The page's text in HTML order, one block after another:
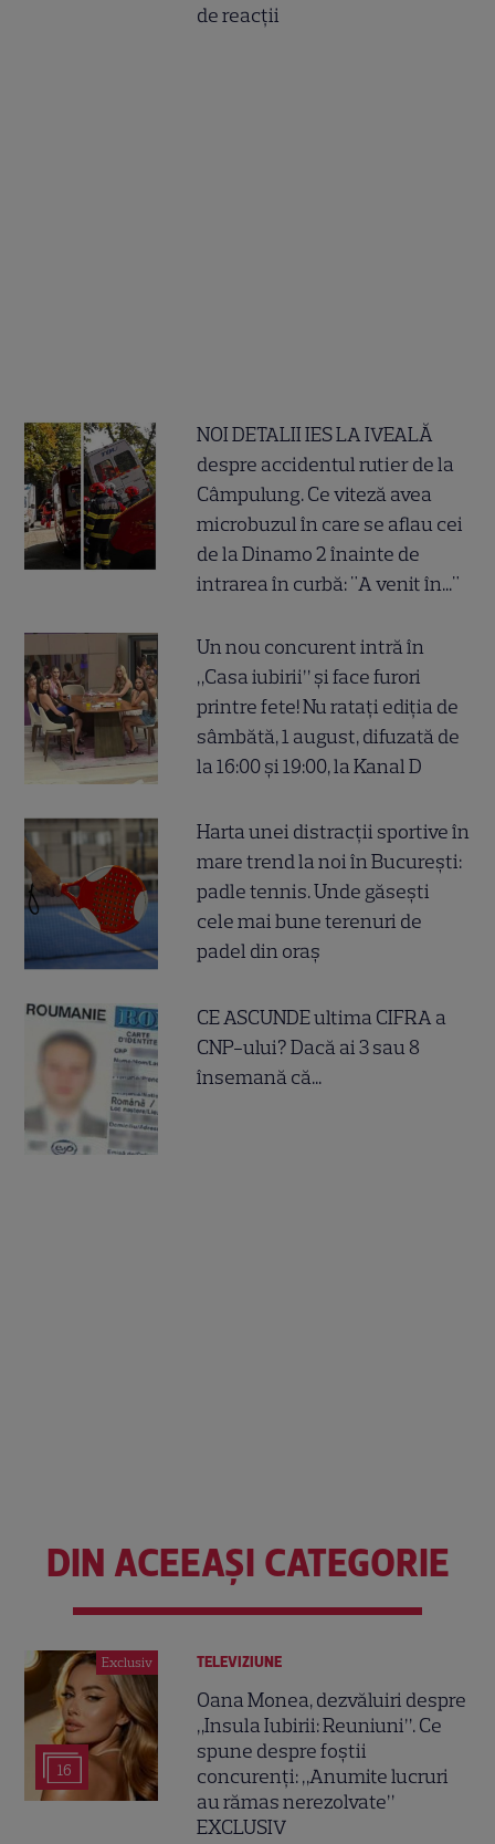
de reacții
NOI DETALII IES LA IVEALĂ
despre accidentul rutier de la
Câmpulung. Ce viteză avea
microbuzul în care se aflau cei
de la Dinamo 2 înainte de
intrarea în curbă: "A venit în..."
Un nou concurent intră în
„Casa iubirii” și face furori
printre fete! Nu ratați ediția de
sâmbătă, 1 august, difuzată de
la 16:00 și 19:00, la Kanal D
Harta unei distracții sportive în
mare trend la noi în București:
padle tennis. Unde găsești
cele mai bune terenuri de
padel din oraș
CE ASCUNDE ultima CIFRA a
CNP-ului? Dacă ai 3 sau 8
însemană că...
DIN ACEEAȘI CATEGORIE
Exclusiv
16
TELEVIZIUNE
Oana Monea, dezvăluiri despre
„Insula Iubirii: Reuniuni”. Ce
spune despre foștii
concurenți: „Anumite lucruri
au rămas nerezolvate”
EXCLUSIV